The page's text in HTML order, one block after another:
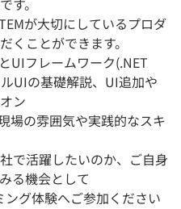
す。
が大切にしているプロダ
くことができます。
UIフレームワーク(.NET
UIの基礎解説、UI追加や
ン
場の雰囲気や実践的なスキ
で活躍したいのか、ご自身
る機会として
グ体験へご参加ください